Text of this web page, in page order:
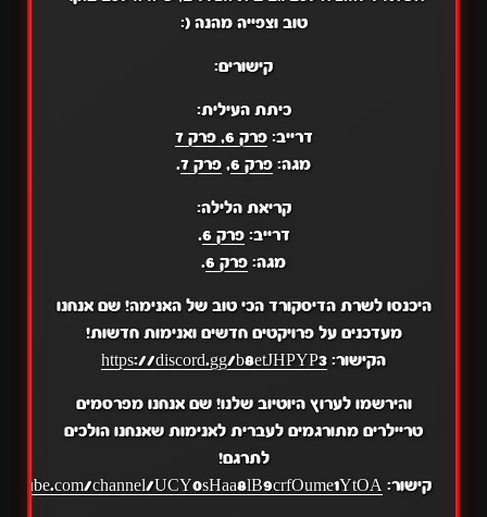
טוב וצפייה מהנה (:
קישורים:
כיתת העילית:
דרייב:פרק 6 ,פרק 7
מגה: פרק 6 , פרק 7 .
קריאת הלילה:
דרייב:פרק 6
.
מגה: פרק 6 .
היכנסו לשרת הדיסקורד הכי טוב של האנימה! שם אנחנו
מעדכנים על פרויקטים חדשים ואנימות חדשות!
הקישור: https://discord.gg/b8etJHPYP3
והירשמו לערוץ היוטיוב שלנו! שם אנחנו מפרסמים
טריילרים מתורגמים לעברית לאנימות שאנחנו הולכים
לתרגם!
קישור: channel/UCY0sHaa8lB9crfOume1YtOA